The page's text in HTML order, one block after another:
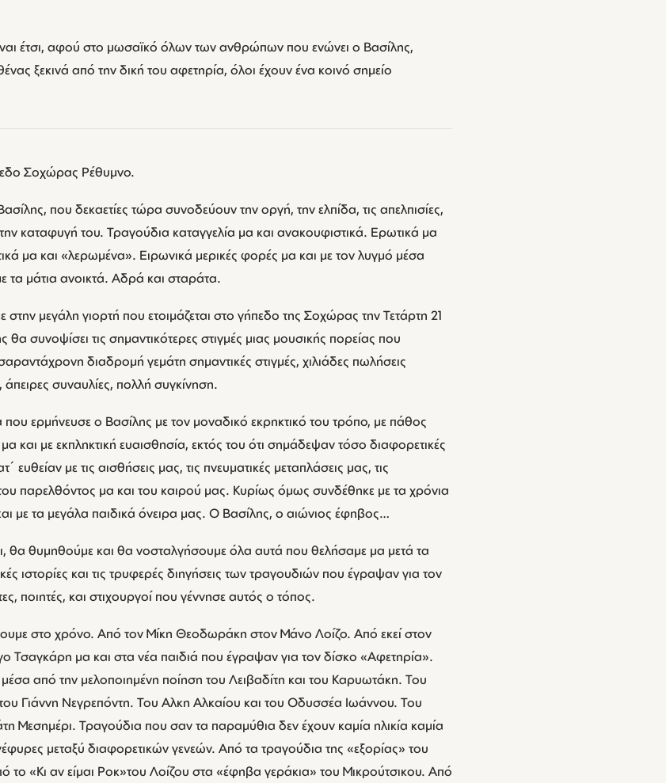
έτσι, αφού στο μωσαϊκό όλων των ανθρώπων που ενώνει ο Βασίλης,
ξεκινά από την δική του αφετηρία, όλοι έχουν ένα κοινό σημείο
Σοχώρας Ρέθυμνο.
που δεκαετίες τώρα συνοδεύουν την οργή, την ελπίδα, τις απελπισίες,
καταφυγή του. Τραγούδια καταγγελία μα και ανακουφιστικά. Ερωτικά μα
μα και «λερωμένα». Ειρωνικά μερικές φορές μα και με τον λυγμό μέσα
τα μάτια ανοικτά. Αδρά και σταράτα.
μεγάλη γιορτή που ετοιμάζεται στο γήπεδο της Σοχώρας την Τετάρτη 21
συνοψίσει τις σημαντικότερες στιγμές μιας μουσικής πορείας που
διαδρομή γεμάτη σημαντικές στιγμές, χιλιάδες πωλήσεις
συναυλίες, πολλή συγκίνηση.
ερμήνευσε ο Βασίλης με τον μοναδικό εκρηκτικό του τρόπο, με πάθος
και με εκπληκτική ευαισθησία, εκτός του ότι σημάδεψαν τόσο διαφορετικές
ευθείαν με τις αισθήσεις μας, τις πνευματικές μεταπλάσεις μας, τις
παρελθόντος μα και του καιρού μας. Κυρίως όμως συνδέθηκε με τα χρόνια
με τα μεγάλα παιδικά όνειρα μας. Ο Βασίλης, ο αιώνιος έφηβος…
θα θυμηθούμε και θα νοσταλγήσουμε όλα αυτά που θελήσαμε μα μετά τα
ιστορίες και τις τρυφερές διηγήσεις των τραγουδιών που έγραψαν για τον
ποιητές, και στιχουργοί που γέννησε αυτός ο τόπος.
στο χρόνο. Από τον Μίκη Θεοδωράκη στον Μάνο Λοίζο. Από εκεί στον
Τσαγκάρη μα και στα νέα παιδιά που έγραψαν για τον δίσκο «Αφετηρία».
από την μελοποιημένη ποίηση του Λειβαδίτη και του Καρυωτάκη. Του
Γιάννη Νεγρεπόντη. Του Αλκη Αλκαίου και του Οδυσσέα Ιωάννου. Του
Μεσημέρι. Τραγούδια που σαν τα παραμύθια δεν έχουν καμία ηλικία καμία
μεταξύ διαφορετικών γενεών. Από τα τραγούδια της «εξορίας» του
«Κι αν είμαι Ροκ»του Λοίζου στα «έφηβα γεράκια» του Μικρούτσικου. Από